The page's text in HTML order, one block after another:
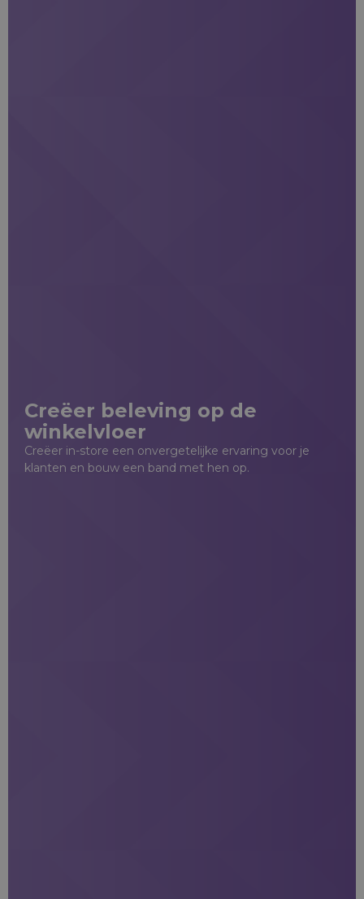
Creëer beleving op de
winkelvloer
Creëer in-store een onvergetelijke ervaring voor je
klanten en bouw een band met hen op.